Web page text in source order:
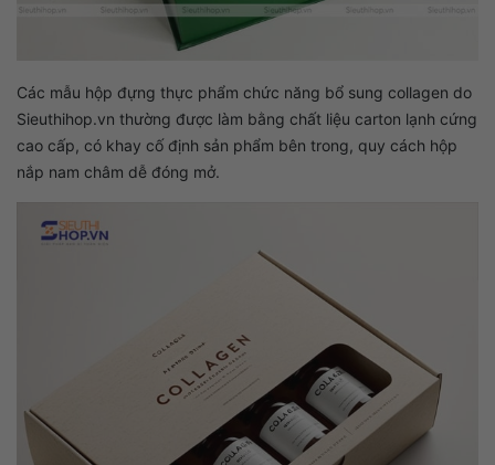
Các mẫu hộp đựng thực phẩm chức năng bổ sung collagen do
Sieuthihop.vn thường được làm bằng chất liệu carton lạnh cứng
cao cấp, có khay cố định sản phẩm bên trong, quy cách hộp
nắp nam châm dễ đóng mở.